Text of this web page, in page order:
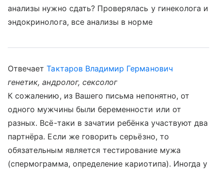
анализы нужно сдать? Проверялась у гинеколога и
эндокринолога, все анализы в норме
ОтвечаетТактаров Владимир Германович
генетик, андролог, сексолог
К сожалению, из Вашего письма непонятно, от
одного мужчины были беременности или от
разных. Всё-таки в зачатии ребёнка участвуют два
партнёра. Если же говорить серьёзно, то
обязательным является тестирование мужа
(спермограмма, определение кариотипа). Иногда у